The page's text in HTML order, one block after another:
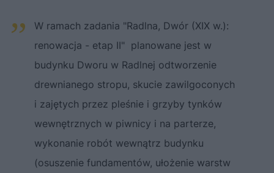
W ramach zadania "Radlna, Dwór (XIX w.):
renowacja - etap II" planowane jest w
budynku Dworu w Radlnej odtworzenie
drewnianego stropu, skucie zawilgoconych
i zajętych przez pleśnie i grzyby tynków
wewnętrznych w piwnicy i na parterze,
wykonanie robót wewnątrz budynku
(osuszenie fundamentów, ułożenie warstw